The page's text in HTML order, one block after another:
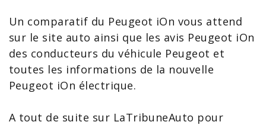
Un comparatif du Peugeot iOn vous attend
sur le site auto ainsi que les avis Peugeot iOn
des conducteurs duvéhicule Peugeot et
toutes les informations de la nouvelle
Peugeot iOn électrique.
A tout de suite sur LaTribuneAuto pour